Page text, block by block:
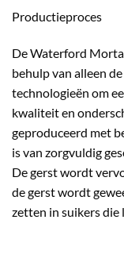
Productieproces
De Waterford
behulp van alleen
technologieën om
kwaliteit en
geproduceerd met
is van zorgvuldig
De gerst wordt
de gerst wordt
zetten in suikers die